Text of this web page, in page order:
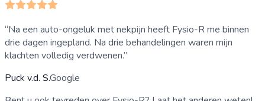
“Na een auto-ongeluk met nekpijn heeft Fysio-R me binnen
drie dagen ingepland. Na drie behandelingen waren mijn
klachten volledig verdwenen.”
Puck v.d. S.Google